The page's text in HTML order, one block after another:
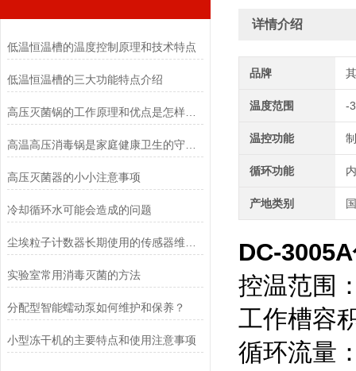
低温恒温槽的温度控制原理和技术特点
低温恒温槽的三大功能特点介绍
高压灭菌锅的工作原理和优点是怎样的？
高压灭菌器的小小注意事项
冷却循环水可能会造成的问题
实验室常用消毒灭菌的方法
分配型智能蠕动泵如何维护和保养？
小型冻干机的主要特点和使用注意事项
详情介绍
品牌
温度范围 -
温控功能
循环功能
产地类别
DC-3005A
控温范围
工作槽容
循环流量